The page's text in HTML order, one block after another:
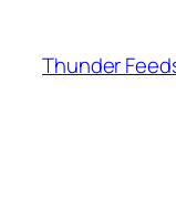
Thunder